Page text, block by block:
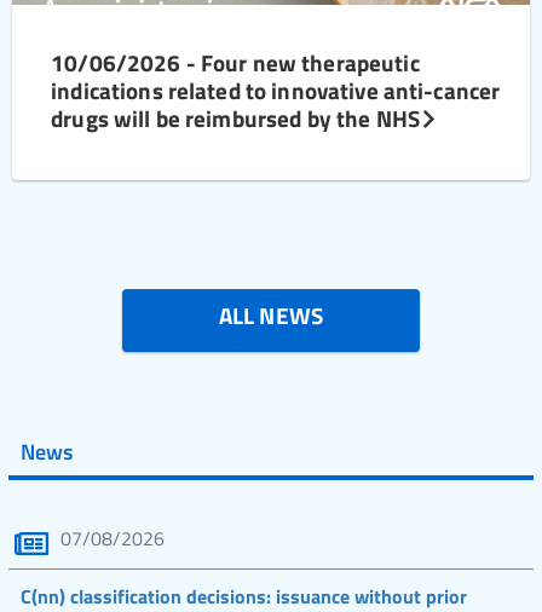
10/06/2026 - Four new therapeutic
indications related to innovative anti-cancer
drugs will be reimbursed by the NHS
ALL NEWS
News
07/08/2026
C(nn) classification decisions: issuance without prior